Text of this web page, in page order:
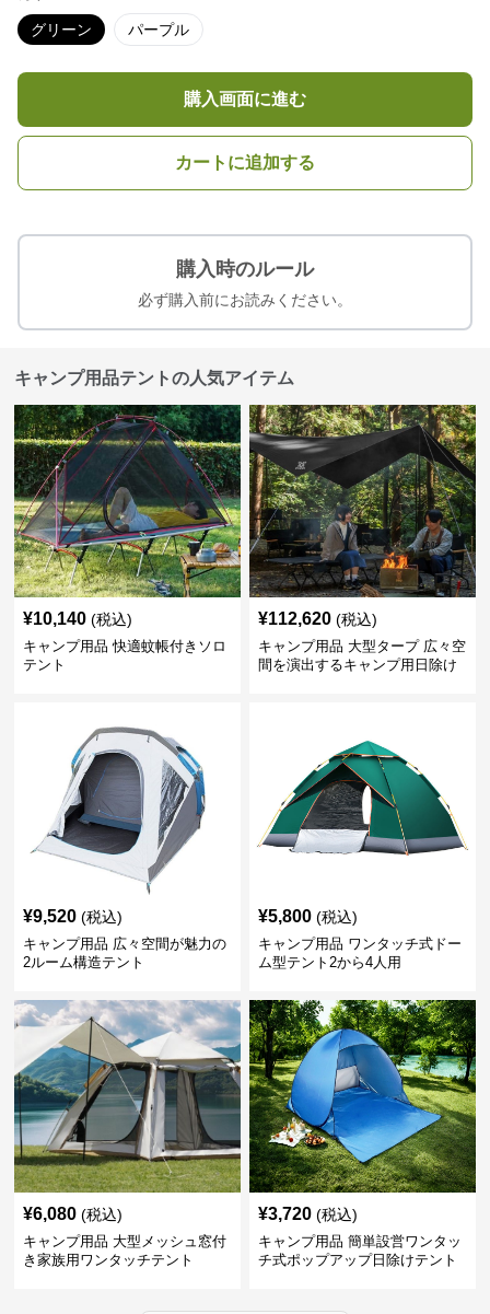
グリーン パープル
購入画面に進む
カートに追加する
購入時のルール
必ず購入前にお読みください。
キャンプ用品テントの人気アイテム
¥10,140 (税込)
キャンプ用品 快適蚊帳付きソロ
テント
¥112,620 (税込)
キャンプ用品 大型タープ 広々空
間を演出するキャンプ用日除け
¥9,520 (税込)
キャンプ用品 広々空間が魅力の
2ルーム構造テント
¥5,800 (税込)
キャンプ用品 ワンタッチ式ドー
ム型テント2から4人用
¥6,080 (税込)
キャンプ用品 大型メッシュ窓付
き家族用ワンタッチテント
¥3,720 (税込)
キャンプ用品 簡単設営ワンタッ
チ式ポップアップ日除けテント